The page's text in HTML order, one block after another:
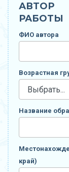
АВТОР
РАБОТЫ
ФИО автора
Возрастная
Название
край)